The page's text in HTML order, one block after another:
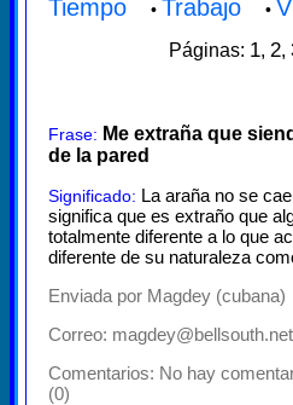
Tiempo • Trabajo •
Páginas: 1, 2,
Frase: Me extraña que
de la pared
Significado: La araña no se
significa que es extraño que
totalmente diferente a lo que
diferente de su naturaleza
Enviada por Magdey (cubana)
Correo: magdey@bellsouth.net
Comentarios: No hay
(0)